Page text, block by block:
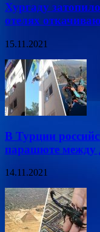
Хургаду
отелях
15.11.2021
В Турции
парашюте между
14.11.2021